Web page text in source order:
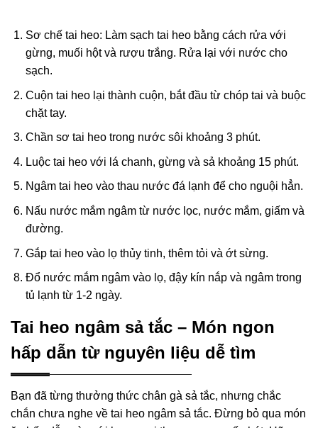
Sơ chế tai heo: Làm sạch tai heo bằng cách rửa với
gừng, muối hột và rượu trắng. Rửa lại với nước cho
sạch.
Cuộn tai heo lại thành cuộn, bắt đầu từ chóp tai và buộc
chặt tay.
Chần sơ tai heo trong nước sôi khoảng 3 phút.
Luộc tai heo với lá chanh, gừng và sả khoảng 15 phút.
Ngâm tai heo vào thau nước đá lạnh để cho nguội hẳn.
Nấu nước mắm ngâm từ nước lọc, nước mắm, giấm và
đường.
Gắp tai heo vào lọ thủy tinh, thêm tỏi và ớt sừng.
Đổ nước mắm ngâm vào lọ, đậy kín nắp và ngâm trong
tủ lạnh từ 1-2 ngày.
Tai heo ngâm sả tắc – Món ngon
hấp dẫn từ nguyên liệu dễ tìm
Bạn đã từng thưởng thức chân gà sả tắc, nhưng chắc
chắn chưa nghe về tai heo ngâm sả tắc. Đừng bỏ qua món